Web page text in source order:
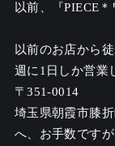
以前、『PIECE
以前のお店から
週に1日しか営業
〒351-0014
埼玉県朝霞市膝